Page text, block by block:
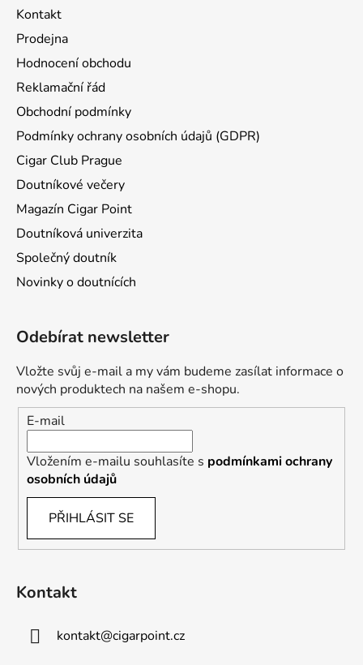
Kontakt
Prodejna
Hodnocení obchodu
Reklamační řád
Obchodní podmínky
Podmínky ochrany osobních údajů (GDPR)
Cigar Club Prague
Doutníkové večery
Magazín Cigar Point
Doutníková univerzita
Společný doutník
Novinky o doutnících
Odebírat newsletter
Vložte svůj e-mail a my vám budeme zasílat informace o
nových produktech na našem e-shopu.
E-mail
Vložením e-mailu souhlasíte s podmínkami ochrany
osobních údajů
PŘIHLÁSIT SE
Kontakt
kontakt@cigarpoint.cz